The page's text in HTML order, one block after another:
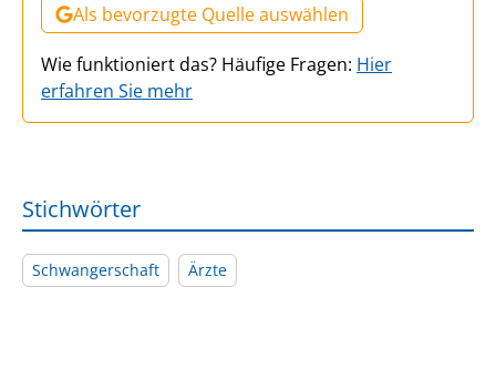
Als bevorzugte Quelle auswählen
Wie funktioniert das? Häufige Fragen: Hier
erfahren Sie mehr
Stichwörter
Schwangerschaft Ärzte